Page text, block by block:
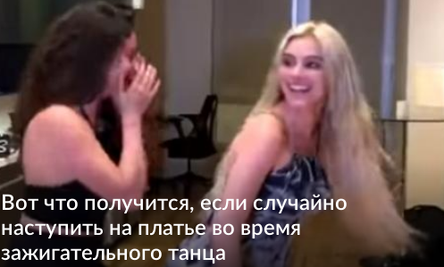
Вот что получится, если случайно
наступить на платье во время
зажигательного танца